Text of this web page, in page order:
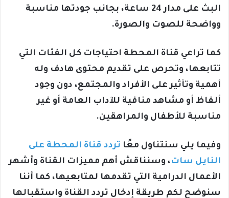
البث على مدار 24 ساعة، بجانب جودتها مناسبة
وواضحة للصوت والصورة.
كما تراعي قناة المحطة احتياجات كل الفئات التي
تتابعها، وتحرص على تقديم محتوى هادف وله
أهمية وتأثير على الأفراد والمجتمع، دون وجود
ألفاظ أو مشاهد منافية للآداب العامة أو غير
مناسبة للأطفال والمراهقين.
وفيما يلي سنتناول معًا تردد قناة المحطة على
النايل سات، وسنناقش أهم مميزات القناة وأشهر
الأعمال الدرامية التي تقدمها لمتابعيها، كما أننا
سنوضح لكم طريقة إدخال تردد القناة واستقبالها